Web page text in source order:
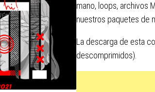
mano, loops, archivos
nuestros paquetes de
La descarga de esta
descomprimidos).